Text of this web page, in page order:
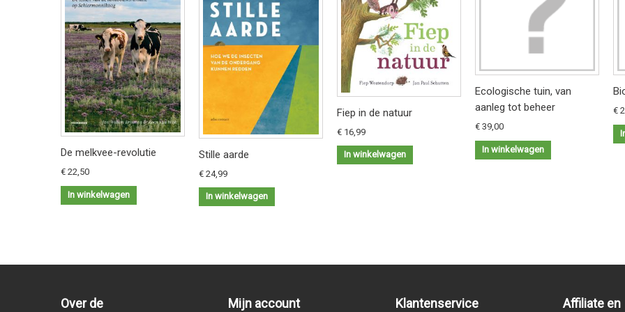
De melkvee-revolutie
€ 22,50
In winkelwagen
Stille aarde
€ 24,99
In winkelwagen
Fiep in de natuur
€ 16,99
In winkelwagen
Ecologische tuin, van
aanleg tot beheer
€ 39,00
In winkelwagen
€
Over de
Mijn account Klantenservice
Affiliate en